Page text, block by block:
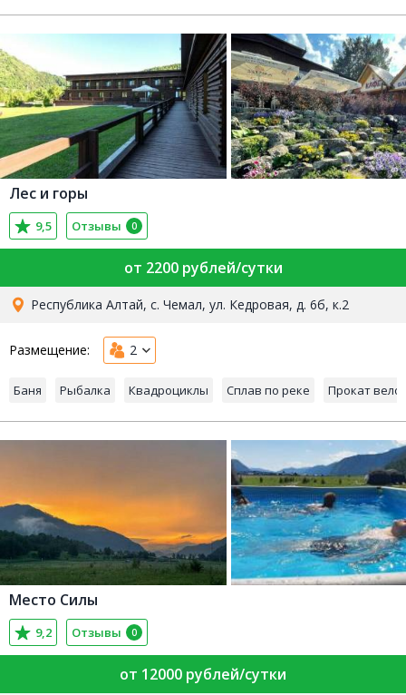
Лес и горы
9,5 Отзывы 0
от 2200 рублей/сутки
Республика Алтай, с. Чемал, ул. Кедровая, д. 6б, к.2
Размещение: 2
Баня Рыбалка Квадроциклы Сплав по реке Прокат
Место Силы
9,2 Отзывы 0
от 12000 рублей/сутки